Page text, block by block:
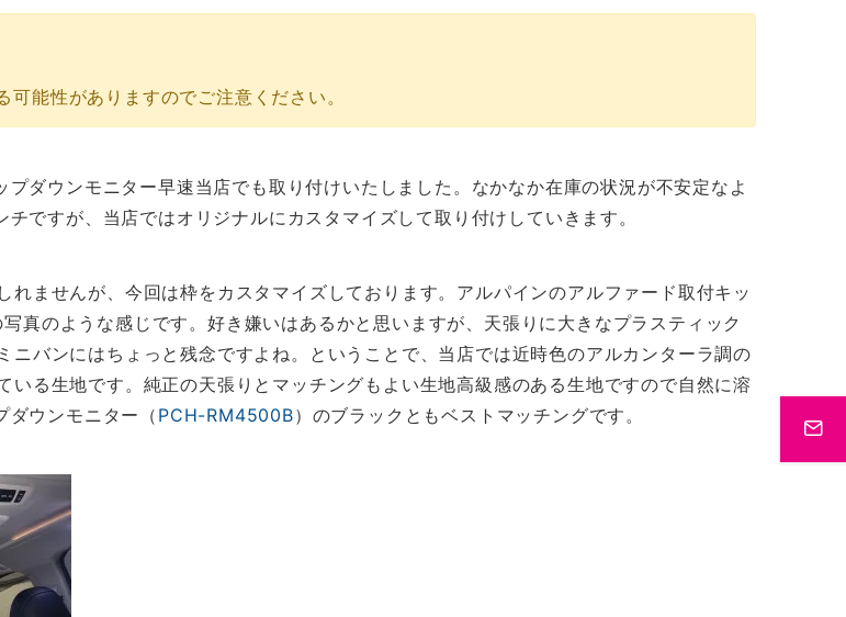
能性がありますのでご注意ください。
ダウンモニター早速当店でも取り付けいたしました。なかなか在庫の状況が不安定なよ
ですが、当店ではオリジナルにカスタマイズして取り付けしていきます。
ませんが、今回は枠をカスタマイズしております。アルパインのアルファード取付キッ
真のような感じです。好き嫌いはあるかと思いますが、天張りに大きなプラスティック
バンにはちょっと残念ですよね。ということで、当店では近時色のアルカンターラ調の
る生地です。純正の天張りとマッチングもよい生地高級感のある生地ですので自然に溶
ダウンモニター（ PCH-RM4500B）のブラックともベストマッチングです。